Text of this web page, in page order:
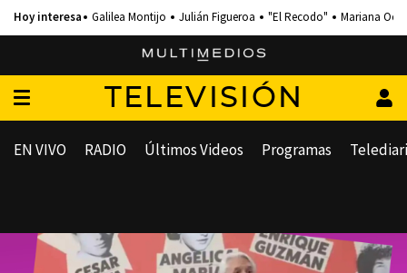
Galilea Montijo Julián Figueroa "El Recodo" Mariana
TELEVISIÓN
EN VIVO RADIO Últimos Videos Programas